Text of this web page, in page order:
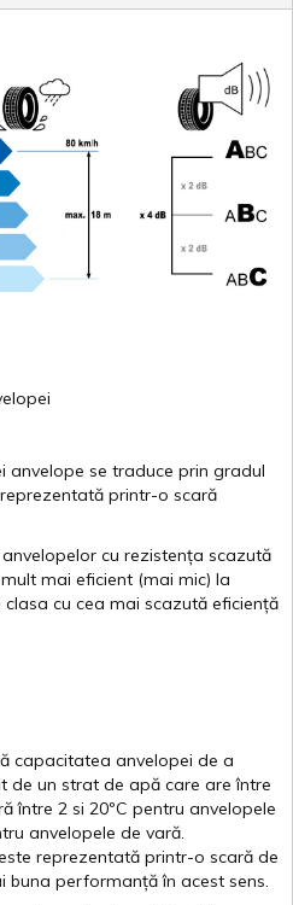
anvelope se traduce prin gradul
reprezentată printr-o scară
anvelopelor cu rezistența scazută
mult mai eficient (mai mic) la
clasa cu cea mai scazută eficiență
capacitatea anvelopei de a
de un strat de apă care areîntre
între 2 si 20ºC pentru anvelopele
anvelopele de vară.
reprezentată printr-o scară de
buna performanță în acest sens.